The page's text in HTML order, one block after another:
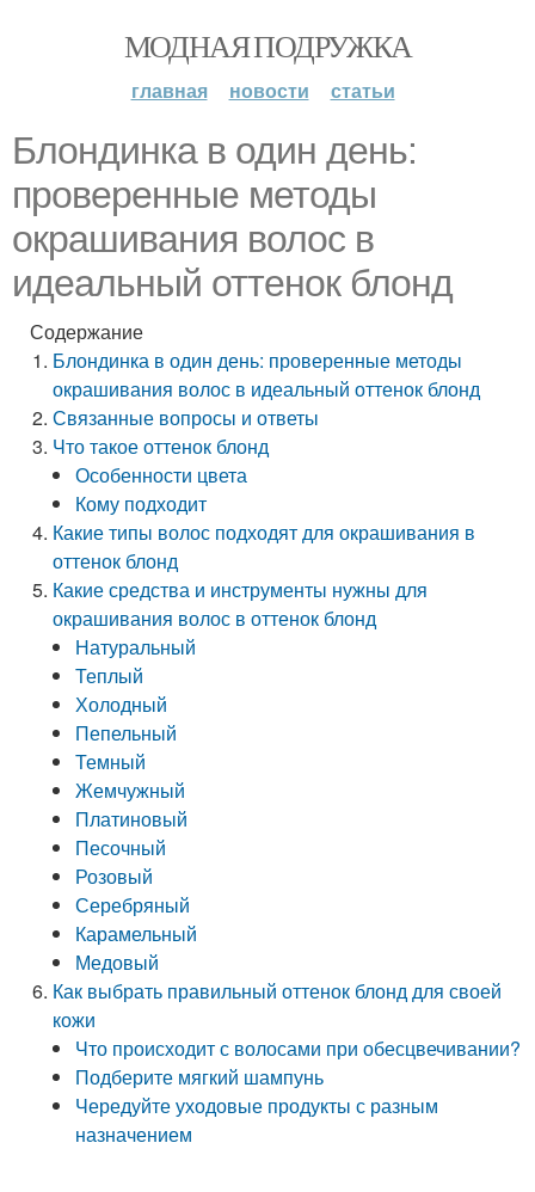
МОДНАЯ ПОДРУЖКА
главная новости статьи
Блондинка в один день:
проверенные методы
окрашивания волос в
идеальный оттенок блонд
Содержание
Блондинка в один день: проверенные методы
окрашивания волос в идеальный оттенок блонд
Связанные вопросы и ответы
Что такое оттенок блонд
Особенности цвета
Кому подходит
Какие типы волос подходят для окрашивания в
оттенок блонд
Какие средства и инструменты нужны для
окрашивания волос в оттенок блонд
Натуральный
Теплый
Холодный
Пепельный
Темный
Жемчужный
Платиновый
Песочный
Розовый
Серебряный
Карамельный
Медовый
Как выбрать правильный оттенок блонд для своей
кожи
Что происходит с волосами при обесцвечивании?
Подберите мягкий шампунь
Чередуйте уходовые продукты с разным
назначением